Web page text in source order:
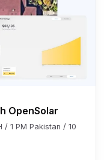
OpenSolar
/ 1 PM Pakistan / 10